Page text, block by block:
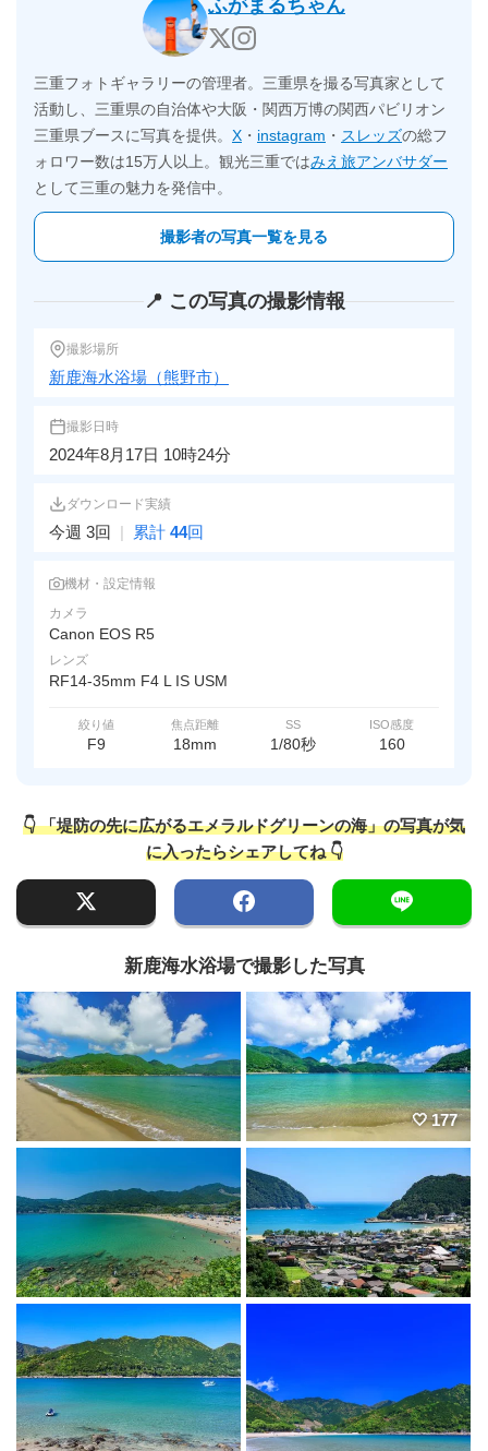
ふがまるちゃん
三重フォトギャラリーの管理者。三重県を撮る写真家として
活動し、三重県の自治体や大阪・関西万博の関西パビリオン
三重県ブースに写真を提供。 X ・ instagram ・ スレッズの総フ
ォロワー数は15万人以上。観光三重ではみえ旅アンバサダー
として三重の魅力を発信中。
撮影者の写真一覧を見る
📍 この写真の撮影情報
撮影場所
新鹿海水浴場（熊野市）
撮影日時
2024年8月17日 10時24分
ダウンロード実績
今週 3回 | 累計 44回
機材・設定情報
カメラ
Canon EOS R5
レンズ
RF14-35mm F4 L IS USM
絞り値
F9
焦点距離
18mm
SS
1/80秒
ISO感度
160
👇 「堤防の先に広がるエメラルドグリーンの海」の写真が気
に入ったらシェアしてね 👇
新鹿海水浴場で撮影した写真
177